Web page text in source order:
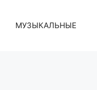
МУЗЫКАЛЬНЫЕ